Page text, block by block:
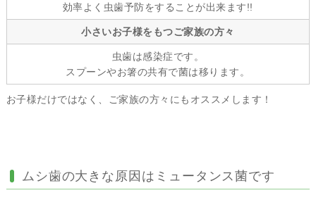
効率よく虫歯予防をすることが出来ます!!
小さいお子様をもつご家族の方々
虫歯は感染症です。
スプーンやお箸の共有で菌は移ります。
お子様だけではなく、ご家族の方々にもオススメします！
ムシ歯の大きな原因はミュータンス菌です